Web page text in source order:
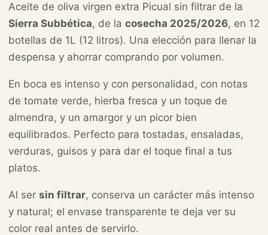
Aceite de oliva virgen extra Picual sin filtrar de la
Sierra Subbética, de la cosecha 2025/2026, en 12
botellas de 1L (12 litros). Una elección para llenar la
despensa y ahorrar comprando por volumen.
En boca es intenso y con personalidad, con notas
de tomate verde, hierba fresca y un toque de
almendra, y un amargor y un picor bien
equilibrados. Perfecto para tostadas, ensaladas,
verduras, guisos y para dar el toque final a tus
platos.
Al ser sin filtrar, conserva un carácter más intenso
y natural; el envase transparente te deja ver su
color real antes de servirlo.